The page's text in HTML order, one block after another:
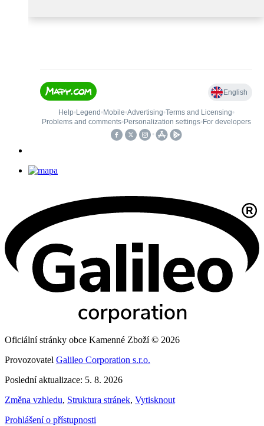
Oficiální stránky obce Kamenné Zboží © 2026
Provozovatel Galileo Corporation s.r.o.
Poslední aktualizace: 5. 8. 2026
Změna vzhledu, Struktura stránek, Vytisknout
Prohlášení o přístupnosti